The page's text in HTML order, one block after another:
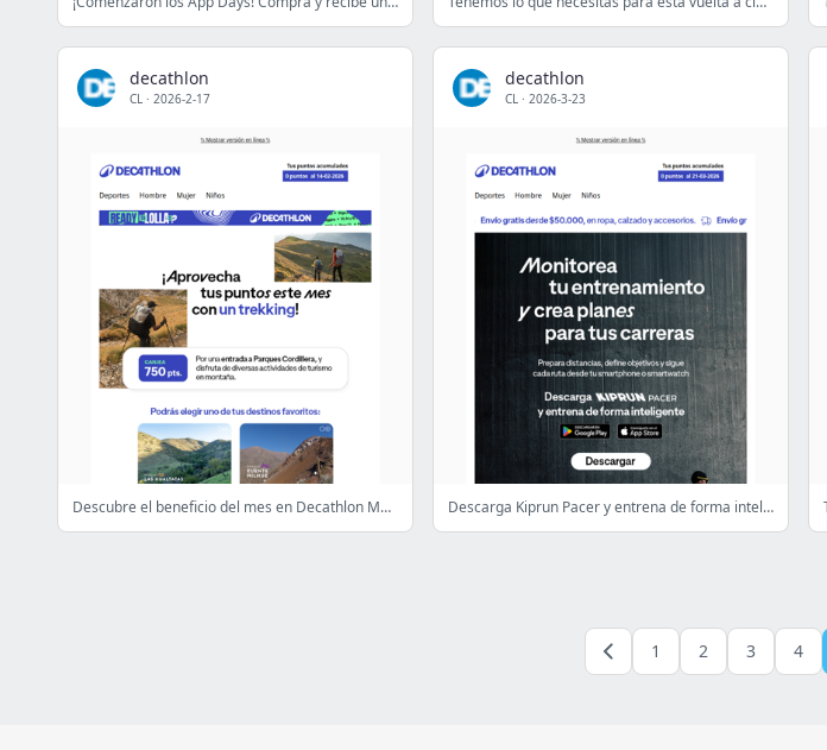
decathlon
CL · 2026-2-17
Descubre el beneficio del mes en Decathlon Member 💙
decathlon
CL · 2026-3-23
Descarga Kiprun Pacer y entrena de forma inteligente 💪🏼
1 2 3 4